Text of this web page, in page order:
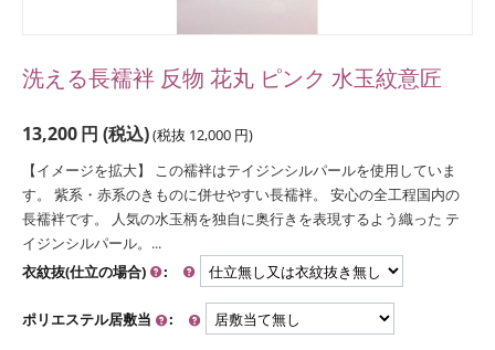
洗える長襦袢 反物 花丸 ピンク 水玉紋意匠
13,200円 (税込)(税抜 12,000 円)
【イメージを拡大】 この襦袢はテイジンシルパールを使用していま
す。 紫系・赤系のきものに併せやすい長襦袢。 安心の全工程国内の
長襦袢です。 人気の水玉柄を独自に奥行きを表現するよう織った テ
イジンシルパール。...
衣紋抜(仕立の場合)
:
ポリエステル居敷当 :